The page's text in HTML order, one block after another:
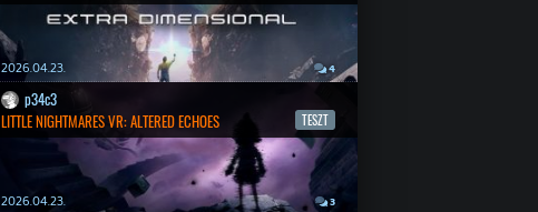
2026.04.23. 4
p34c3
LITTLE NIGHTMARES VR: ALTERED ECHOES
TESZT
2026.04.23. 3